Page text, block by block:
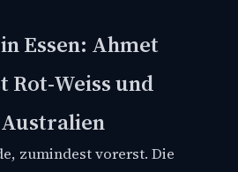
Essen: Ahmet
Rot-Weiss und
zumindest vorerst. Die